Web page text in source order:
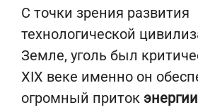
С точки зрения развития
технологической
Земле, уголь был
XIX веке именно он
огромный приток